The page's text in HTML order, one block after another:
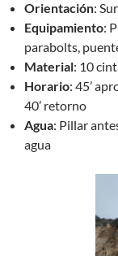
Orientación:
Equipamiento:
parabolts,
Material: 10
Horario: 45’
40’ retorno
Agua: Pillar
agua